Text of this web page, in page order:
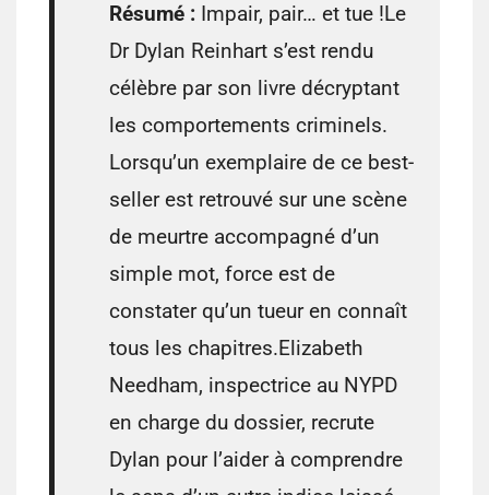
Résumé : Impair, pair… et tue !Le
Dr Dylan Reinhart s’est rendu
célèbre par son livre décryptant
les comportements criminels.
Lorsqu’un exemplaire de ce best-
seller est retrouvé sur une scène
de meurtre accompagné d’un
simple mot, force est de
constater qu’un tueur en connaît
tous les chapitres.Elizabeth
Needham, inspectrice au NYPD
en charge du dossier, recrute
Dylan pour l’aider à comprendre